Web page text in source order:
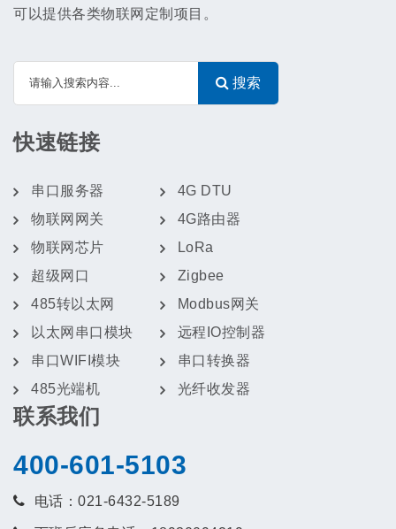
可以提供各类物联网定制项目。
搜索
快速链接
串口服务器
物联网网关
物联网芯片
超级网口
485转以太网
以太网串口模块
串口WIFI模块
485光端机
4G DTU
4G路由器
LoRa
Zigbee
Modbus网关
远程IO控制器
串口转换器
光纤收发器
联系我们
400-601-5103
电话：021-6432-5189